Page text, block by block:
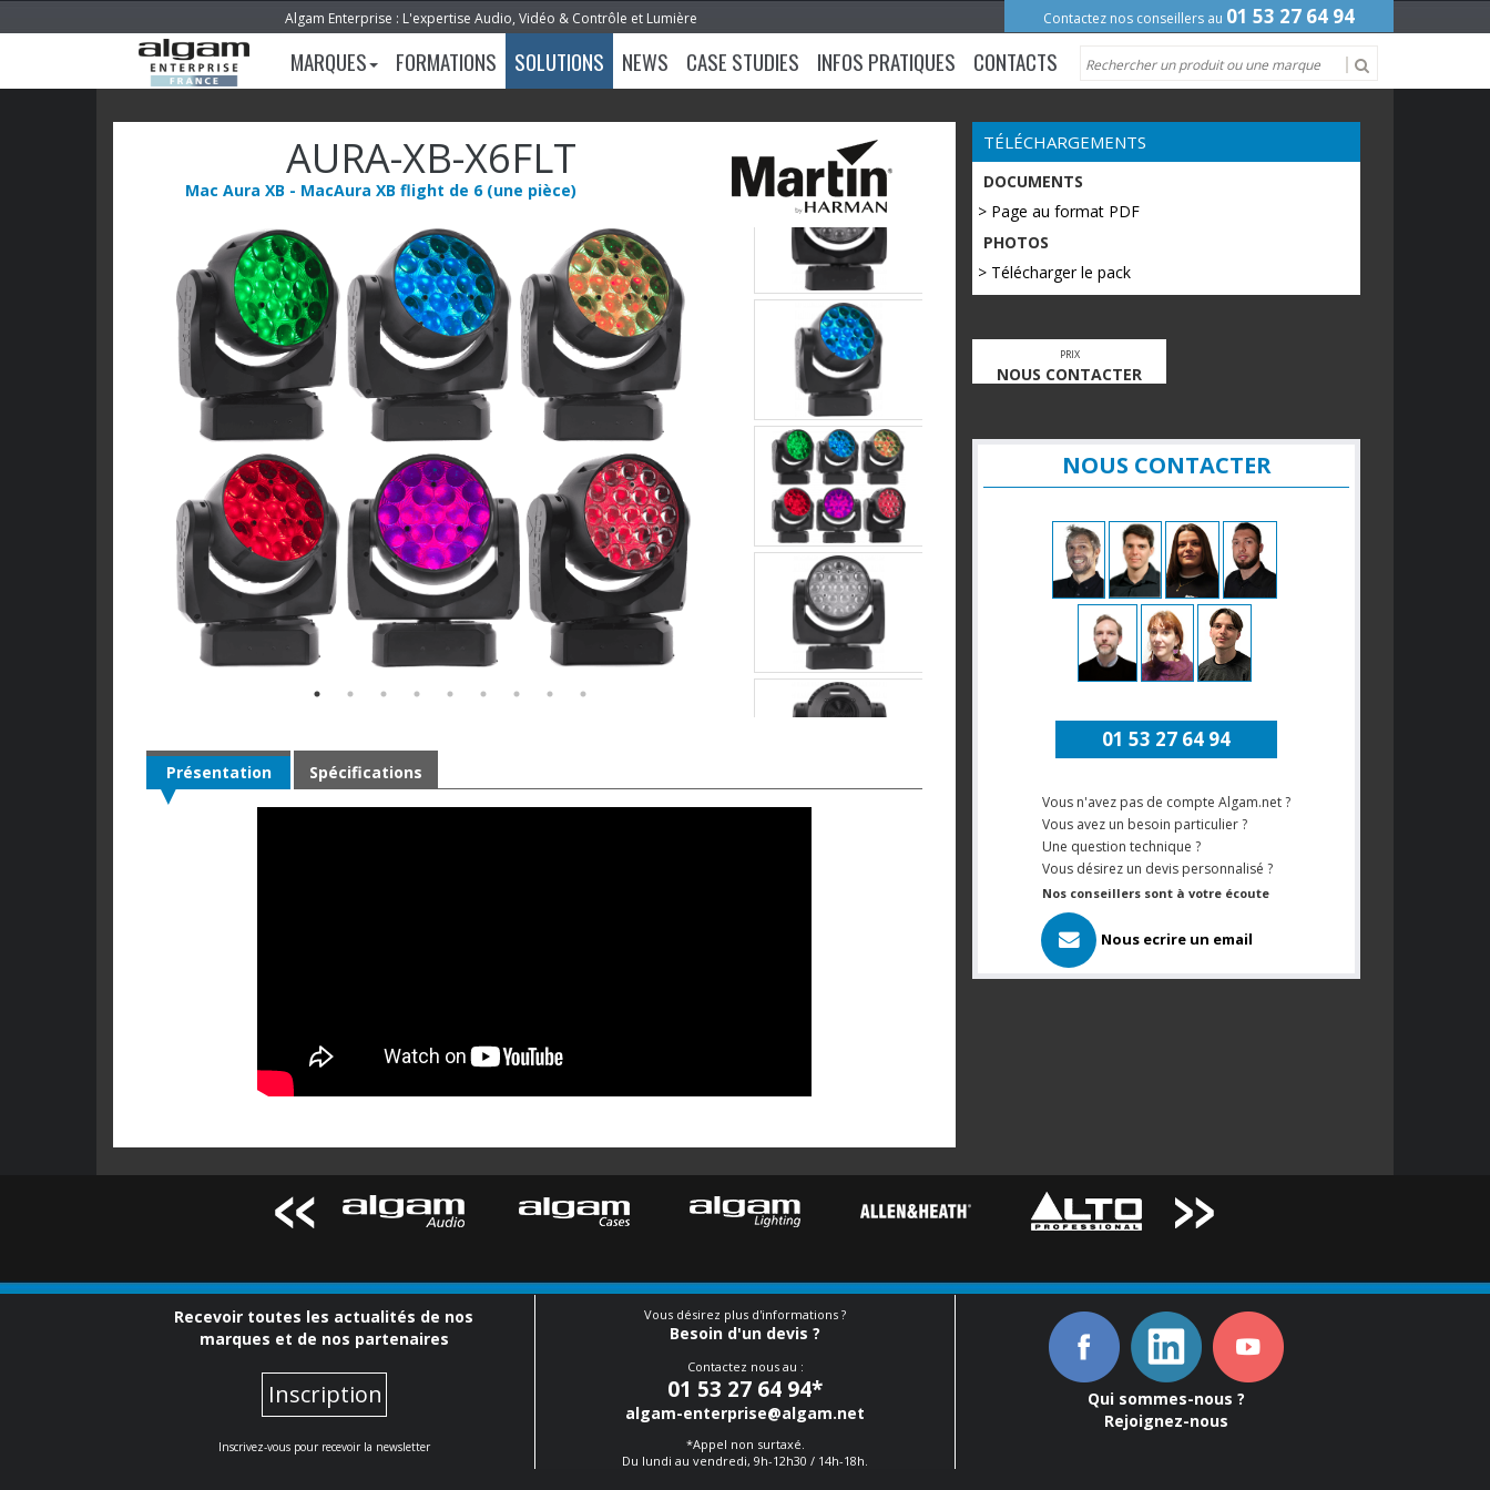
Algam Enterprise : L'expertise Audio, Vidéo & Contrôle et Lumière Contactez nos conseillers au 01 53 27 64 94
MARQUES FORMATIONS SOLUTIONS NEWS CASE STUDIES INFOS PRATIQUES CONTACTS
AURA-XB-X6FLT
Mac Aura XB - MacAura XB flight de 6 (une pièce)
Présentation Spécifications
TÉLÉCHARGEMENTS
DOCUMENTS
> Page au format PDF
PHOTOS
> Télécharger le pack
PRIX
NOUS CONTACTER
NOUS CONTACTER
01 53 27 64 94
Vous n'avez pas de compte Algam.net ?
Vous avez un besoin particulier ?
Une question technique ?
Vous désirez un devis personnalisé ?
Nos conseillers sont à votre écoute
Nous ecrire un email
Recevoir toutes les actualités de nos
marques et de nos partenaires
Inscription
Inscrivez-vous pour recevoir la newsletter
Vous désirez plus d'informations ?
Besoin d'un devis ?
Contactez nous au :
01 53 27 64 94*
algam-enterprise@algam.net
*Appel non surtaxé.
Du lundi au vendredi, 9h-12h30 / 14h-18h.
Qui sommes-nous ?
Rejoignez-nous